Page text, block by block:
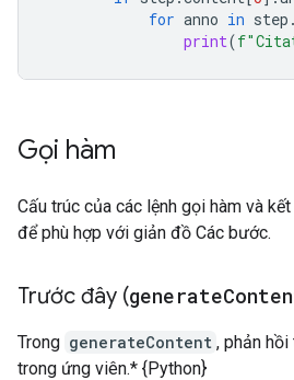
for anno in step .
print(f
Gọi hàm
Cấu trúc của các lệnh gọi hàm và
để phù hợp với giản đồ Các bước.
Trước đây (generate
Trong generateContent , phản
trong ứng viên.* {Python}